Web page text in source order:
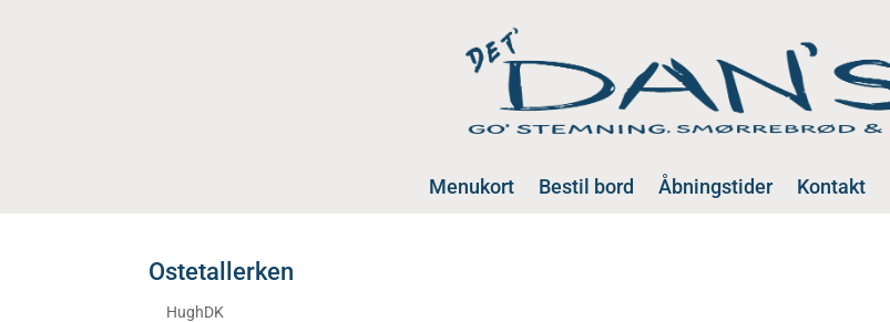
Menukort Bestil bord Åbningstider Kontakt
Ostetallerken
HughDK